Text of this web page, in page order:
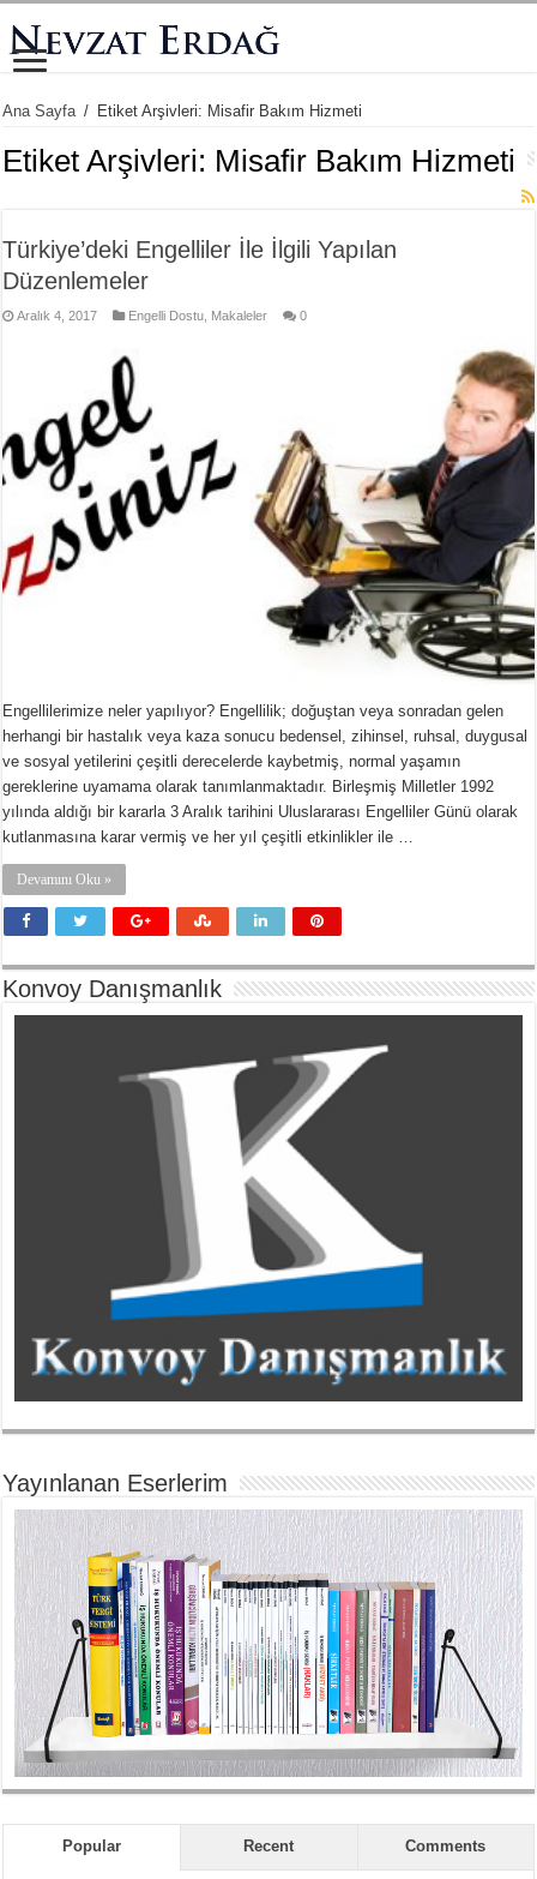
Ana Sayfa / Etiket Arşivleri: Misafir Bakım Hizmeti
Etiket Arşivleri: Misafir Bakım Hizmeti
Türkiye’deki Engelliler İle İlgili Yapılan
Düzenlemeler
Aralık 4, 2017 Engelli Dostu Makaleler 0
Engellilerimize neler yapılıyor? Engellilik; doğuştan veya sonradan gelen
herhangi bir hastalık veya kaza sonucu bedensel, zihinsel, ruhsal, duygusal
ve sosyal yetilerini çeşitli derecelerde kaybetmiş, normal yaşamın
gereklerine uyamama olarak tanımlanmaktadır. Birleşmiş Milletler 1992
yılında aldığı bir kararla 3 Aralık tarihini Uluslararası Engelliler Günü olarak
kutlanmasına karar vermiş ve her yıl çeşitli etkinlikler ile …
Devamını Oku »
Konvoy Danışmanlık
Yayınlanan Eserlerim
Popular Recent Comments